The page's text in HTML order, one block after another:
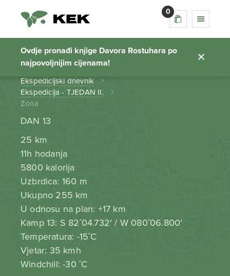
0
Ovdje pronađi knjige Davora Rostuhara po
najpovoljnijim cijenama!
Zona
Početna stranica
Ekspedicijski dnevnik
Ekspedicija - TJEDAN II.
Zona
DAN 13
25 km
11h hodanja
5800 kalorija
Uzbrdica: 160 m
Ukupno 255 km
U odnosu na plan: +17 km
Kamp 13: S 82˚04.732′ / W 080˚06.800′
Temperatura: -15˚C
Vjetar: 35 kmh
Windchill: -30 ˚C